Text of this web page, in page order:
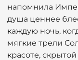
напомнила
душа ценнее
каждую ночь,
мягкие трели
красоте,